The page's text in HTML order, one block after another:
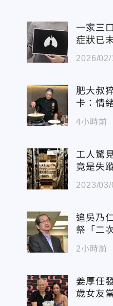
一家三
症狀已
開等於
2026/02/
肥大叔
卡：情
4小時前
工人驚
竟是失
2023/
追吳乃
祭「二
2小時前
姜厚任
歲女友